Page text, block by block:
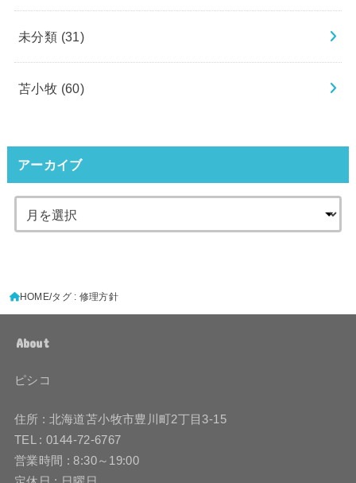
未分類 (31)
苫小牧 (60)
アーカイブ
HOME タグ : 修理方針
About
ピシコ
住所 : 北海道苫小牧市豊川町2丁目3-15
TEL : 0144-72-6767
営業時間 : 8:30～19:00